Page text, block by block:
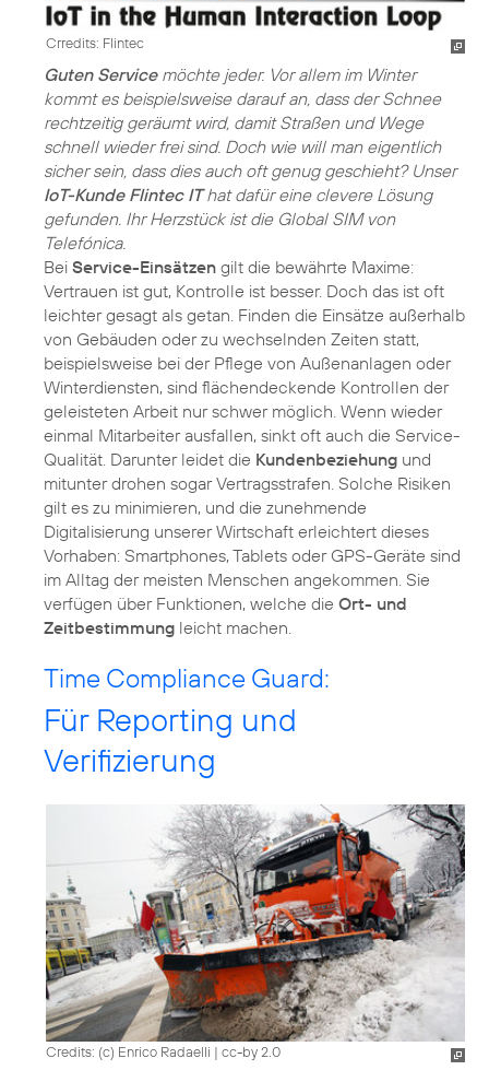
Crredits: Flintec
Guten Servicemöchte jeder. Vor allem im Winter
kommt es beispielsweise darauf an, dass der Schnee
rechtzeitig geräumt wird, damit Straßen und Wege
schnell wieder frei sind. Doch wie will man eigentlich
sicher sein, dass dies auch oft genug geschieht? Unser
IoT-Kunde Flintec IThat dafür eine clevere Lösung
gefunden. Ihr Herzstück ist die Global SIM von
Telefónica.
Bei Service-Einsätzen gilt die bewährte Maxime:
Vertrauen ist gut, Kontrolle ist besser. Doch das ist oft
leichter gesagt als getan. Finden die Einsätze außerhalb
von Gebäuden oder zu wechselnden Zeiten statt,
beispielsweise bei der Pflege von Außenanlagen oder
Winterdiensten, sind flächendeckende Kontrollen der
geleisteten Arbeit nur schwer möglich. Wenn wieder
einmal Mitarbeiter ausfallen, sinkt oft auch die Service-
Qualität. Darunter leidet die Kundenbeziehung und
mitunter drohen sogar Vertragsstrafen. Solche Risiken
gilt es zu minimieren, und die zunehmende
Digitalisierung unserer Wirtschaft erleichtert dieses
Vorhaben: Smartphones, Tablets oder GPS-Geräte sind
im Alltag der meisten Menschen angekommen. Sie
verfügen über Funktionen, welche die Ort- und
Zeitbestimmung leicht machen.
Time Compliance Guard:
Für Reporting und
Verifizierung
Credits: (c) Enrico Radaelli | cc-by 2.0